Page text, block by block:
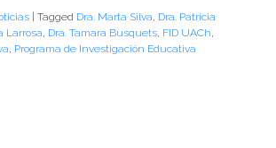
| Tagged Dra. Marta Silva, Dra. Patricia
Larrosa, Dra. Tamara Busquets, FID UACh,
, Programa de Investigación Educativa